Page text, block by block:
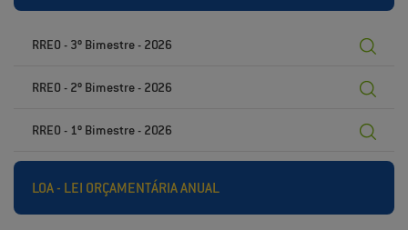
RREO - 3º Bimestre - 2026
RREO - 2º Bimestre - 2026
RREO - 1º Bimestre - 2026
LOA - LEI ORÇAMENTÁRIA ANUAL